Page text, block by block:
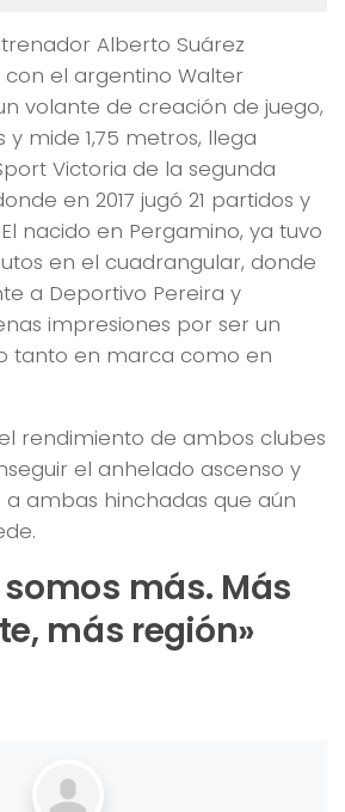
Alberto Suárez
el argentino Walter
volante de creación de juego,
y mide 1,75 metros, llega
Victoria de la segunda
en 2017 jugó 21 partidos y
nacido en Pergamino, ya tuvo
en el cuadrangular, donde
a Deportivo Pereira y
impresiones por ser un
tanto en marca como en
rendimiento de ambos clubes
el anhelado ascenso y
ambas hinchadas que aún
más. Más
más región»